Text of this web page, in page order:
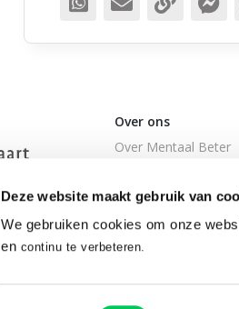
Deze website maakt gebruik van
We gebruiken cookies om onze
en continu te verbeteren.
Over ons
Over Mentaal Beter
Wachttijden
Klachten en